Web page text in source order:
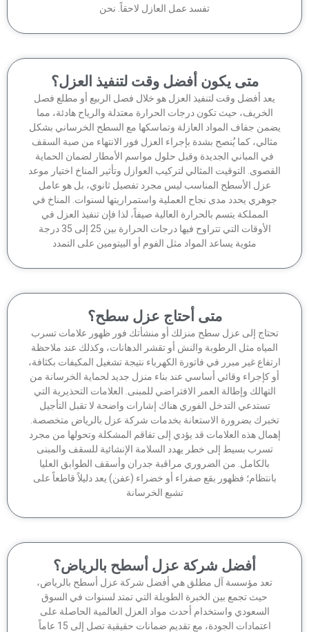
تفسد عمل العازل لاحقاً. نحن
متى يكون أفضل وقت لتنفيذ العزل؟
أفضل وقت لتنفيذ العزل هو خلال فصل الربيع أو مطلع فصل
الخريف، حيث تكون درجات الحرارة معتدلة والرياح هادئة، مما
جفاف المواد العازلة وتماسكها مع السطح الخرساني بشكل
كما يُنصح بشدة بإجراء العزل فور الانتهاء من صبة السقف
في المباني الجديدة وقبل حلول مواسم الأمطار لضمان الحماية
التوقيت المثالي لتركيب العوازل وتأثير المناخ اختيار موعد
عزل الأسطح المناسب ليس مجرد تفصيل ثانوي، بل هو عامل
يحدد مدى نجاح العملية واستمراريتها لسنوات. المناخ في
المملكة يتسم بالحرارة العالية صيفاً، لذا فإن تنفيذ العزل في
الأوقات التي تتراوح فيها درجات الحرارة بين 25 إلى 35 درجة
مئوية يساعد المواد مثل الفوم أو البيتومين على التمدد
متى أحتاج عزل سطح؟
إلى عزل سطح منزلك أو منشأتك فور ظهور علامات تسرب
مثل الرطوبة والنش أو تقشر الدهانات، وكذلك عند ملاحظة
غير مبرر في فاتورة الكهرباء نتيجة تشغيل المكيفات بكثافة،
كإجراء وقائي أساسي عند بناء منزل جديد لحماية الخرسانة من
وإطالة العمر الافتراضي للمبنى. العلامات التحذيرية التي
تستدعي التدخل الفوري هناك إشارات واضحة لا تقبل التأجيل
بضرورة الاستعانة بخدمات شركة عزل بالرياض متخصصة.
هذه العلامات قد يؤدي إلى تفاقم المشكلة وتحولها من مجرد
تسرب بسيط إلى خطر يهدد السلامة الإنشائية للسقف والمبنى
بالكامل. من الضروري مراقبة جدران وأسقف الطوابق العليا
فظهور بقع صفراء أو خضراء (عفن) يعد دليلاً قاطعاً على
تشبع الخرسانة
أفضل شركة عزل أسطح بالرياض؟
تعد مؤسسة آل مطلق هي أفضل شركة عزل أسطح بالرياض،
حيث تجمع بين الخبرة الطويلة التي تمتد لسنوات في السوق
السعودي واستخدام أحدث مواد العزل العالمية الحاصلة على
اعتمادات الجودة، مع تقديم ضمانات حقيقية تصل إلى 15 عاماً